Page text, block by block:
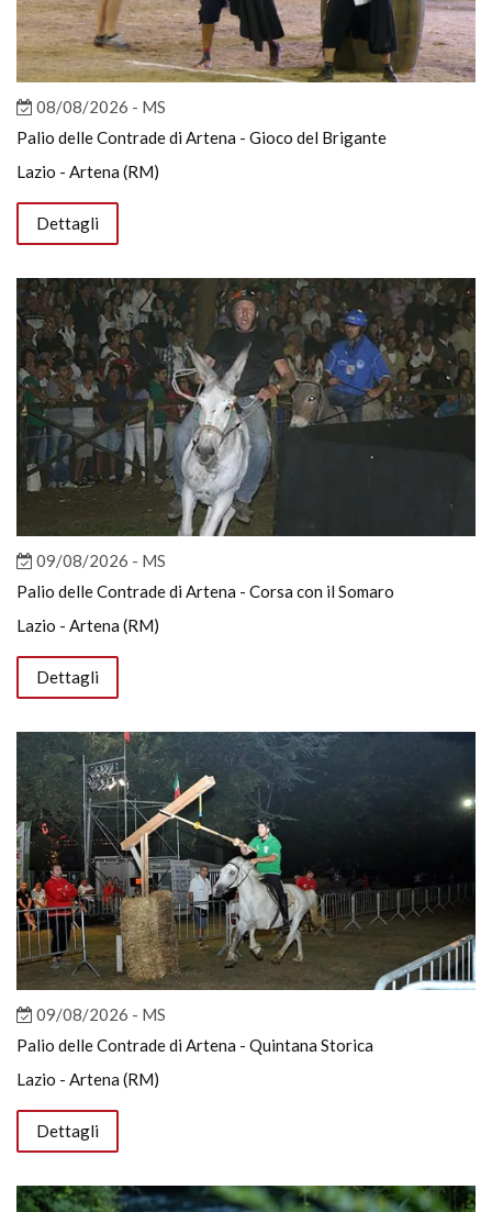
08/08/2026 - MS
Palio delle Contrade di Artena - Gioco del Brigante
Lazio - Artena (RM)
Dettagli
09/08/2026 - MS
Palio delle Contrade di Artena - Corsa con il Somaro
Lazio - Artena (RM)
Dettagli
09/08/2026 - MS
Palio delle Contrade di Artena - Quintana Storica
Lazio - Artena (RM)
Dettagli